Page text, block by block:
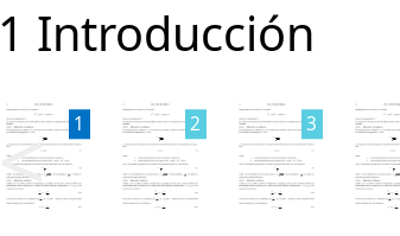
1 Introducción
1 2 3
<